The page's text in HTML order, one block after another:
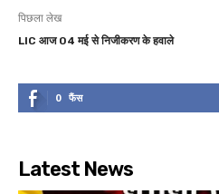
पिछला लेख
LIC आज 04 मई से निजीकरण के हवाले
0 फैंस
Latest News